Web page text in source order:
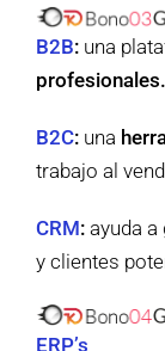
B2B: una
profesionales.
B2C: una
trabajo al
CRM: ayuda a
y clientes
ERP’s